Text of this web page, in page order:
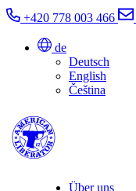
+420 778 003 466
de
Deutsch
English
Čeština
Über uns